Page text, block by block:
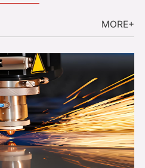
MORE+